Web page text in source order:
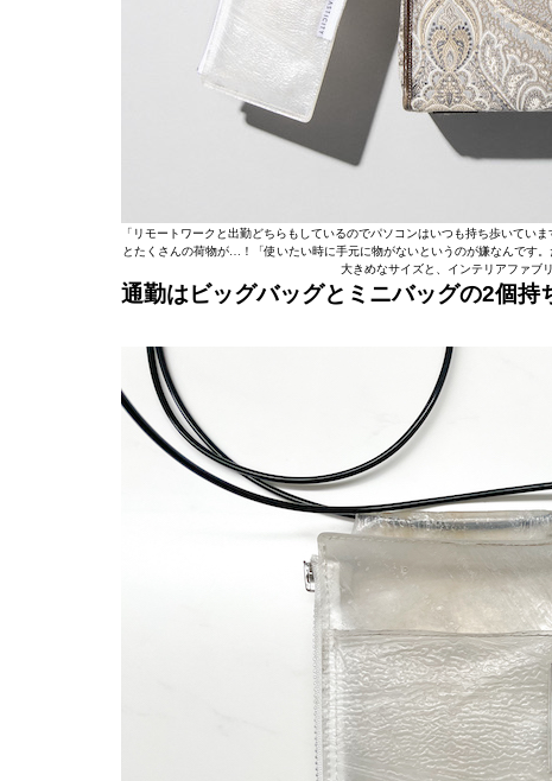
「リモートワークと出勤どちらもしているのでパソコンはいつも持ち歩いてい
とたくさんの荷物が…！「使いたい時に手元に物がないというのが嫌なんです
大きめなサイズと、インテリアファブ
通勤はビッグバッグとミニバッグの2個持